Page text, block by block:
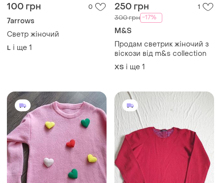
100 грн 0
7arrows
Светр жіночий
L і ще 1
250 грн 1
300 грн -17%
M&S
Продам светрик жіночий з
віскози від m&s collection
ХS і ще 1